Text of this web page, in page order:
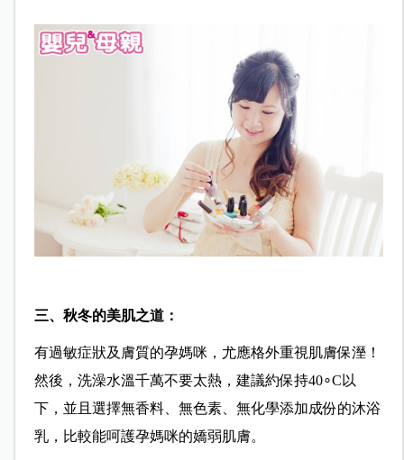
三、秋冬的美肌之道：
有過敏症狀及膚質的孕媽咪，尤應格外重視肌膚保溼！
然後，洗澡水溫千萬不要太熱，建議約保持40∘C以
下，並且選擇無香料、無色素、無化學添加成份的沐浴
乳，比較能呵護孕媽咪的嬌弱肌膚。